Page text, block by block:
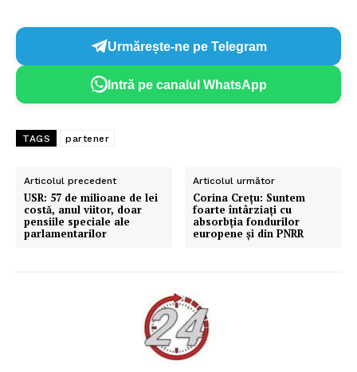
Urmărește-ne pe Telegram
Intră pe canalul WhatsApp
TAGS partener
Articolul precedent
USR: 57 de milioane de lei
costă, anul viitor, doar
pensiile speciale ale
parlamentarilor
Articolul următor
Corina Creţu: Suntem
foarte întârziaţi cu
absorbţia fondurilor
europene şi din PNRR